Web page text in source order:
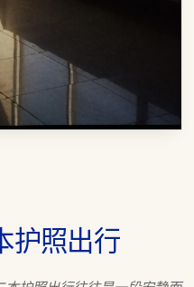
护照出行